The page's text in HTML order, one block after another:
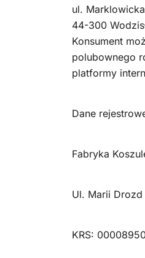
ul.
44-300
Konsument
polubownego
platformy
Dane
Fabryka
Ul. Marii
KRS: